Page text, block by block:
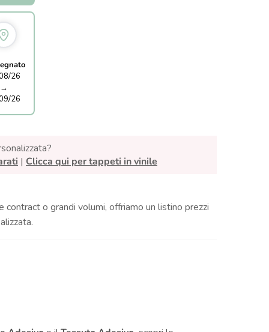
26
→
26
| Clicca qui per tappeti in vinile
o grandi volumi, offriamo un listino prezzi